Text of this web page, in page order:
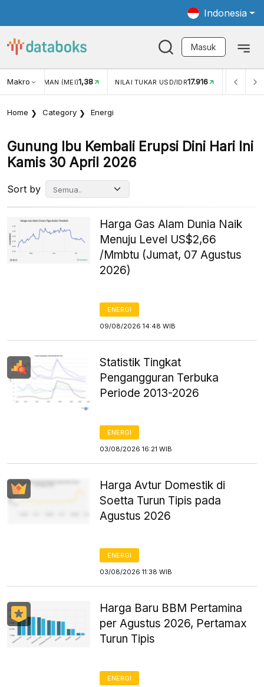
Indonesia
Masuk
Makro
(MEI)1,38 NILAI TUKAR USD/IDR 17.916 INFLASI YOY (JUL)
Home Category Energi
Gunung Ibu Kembali Erupsi Dini Hari Ini
Kamis 30 April 2026
Sort by
Harga Gas Alam Dunia Naik
Menuju Level US$2,66
/Mmbtu (Jumat, 07 Agustus
2026)
ENERGI
09/08/2026 14:48 WIB
Statistik Tingkat
Pengangguran Terbuka
Periode 2013-2026
ENERGI
03/08/2026 16:21 WIB
Harga Avtur Domestik di
Soetta Turun Tipis pada
Agustus 2026
ENERGI
03/08/2026 11:38 WIB
Harga Baru BBM Pertamina
per Agustus 2026, Pertamax
Turun Tipis
ENERGI